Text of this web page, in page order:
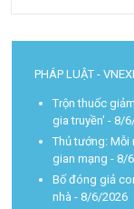
PHÁP LUẬT -
Trộn thuốc
gia truyền' - 8/
Thủ tướng: Mỗi
gian mạng - 8/
Bố đóng giả
nhà - 8/6/2026